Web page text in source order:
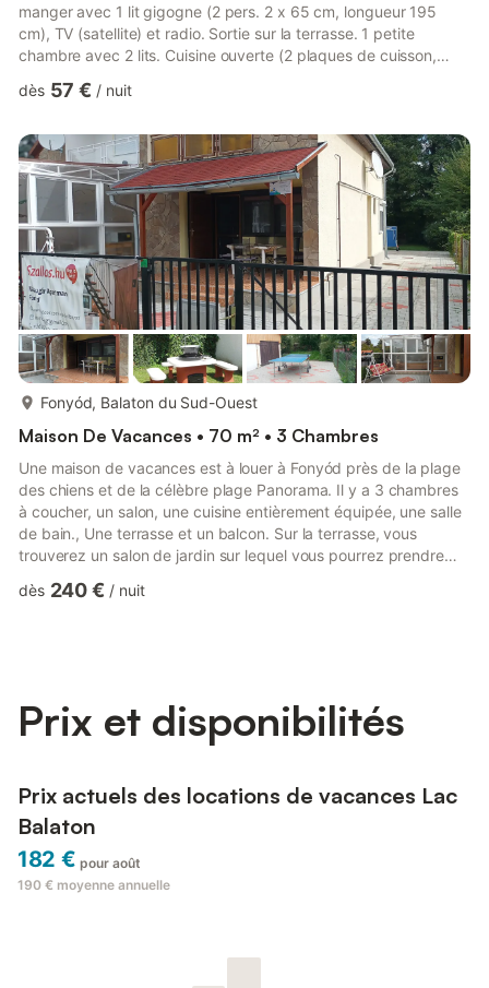
manger avec 1 lit gigogne (2 pers. 2 x 65 cm, longueur 195
cm), TV (satellite) et radio. Sortie sur la terrasse. 1 petite
chambre avec 2 lits. Cuisine ouverte (2 plaques de cuisson,
de terrasse. A disposition: téléphone. Internet (Connexion WIFI).
animal/ chien autorisé. Propriété convenant pour 2 adultes + 2
enfants de moins de 10 ans. 4 adultes ne sont ...
dès 57 € / nuit
Fonyód, Balaton du Sud-Ouest
Maison De Vacances • 70 m² • 3 Chambres
Une maison de vacances est à louer à Fonyód près de la plage
des chiens et de la célèbre plage Panorama. Il y a 3 chambres
à coucher, un salon, une cuisine entièrement équipée, une salle
de bain., Une terrasse et un balcon. Sur la terrasse, vous
trouverez un salon de jardin sur lequel vous pourrez prendre
barbecue, des transats, une table de ping-pong et une
dès 240 € / nuit
Prix et disponibilités
Prix actuels des locations de vacances Lac
Balaton
182 € pour août
190 € moyenne annuelle